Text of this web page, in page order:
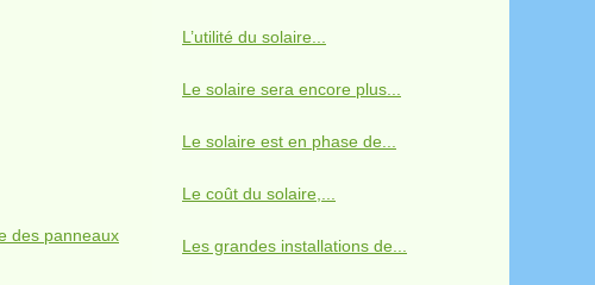
des panneaux
L’utilité du solaire...
Le solaire sera encore plus...
Le solaire est en phase de...
Le coût du solaire,...
Les grandes installations de...